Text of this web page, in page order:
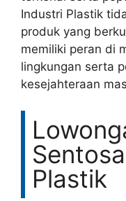
Industri Plastik
produk yang
memiliki peran di
lingkungan serta
kesejahteraan
Plastik